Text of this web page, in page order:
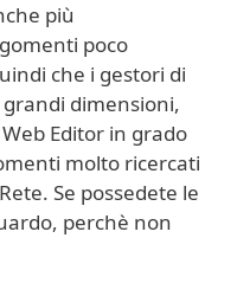
più
poco
che i gestori di
grandi dimensioni,
Editor in grado
molto ricercati
Se possedete le
perchè non